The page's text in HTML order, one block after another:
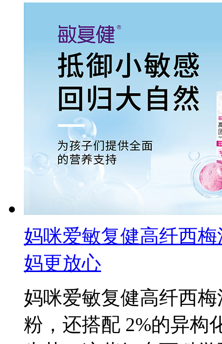
妈咪爱敏复健高纤西
妈更放心
妈咪爱敏复健高纤西
粉，还搭配 2%的异构